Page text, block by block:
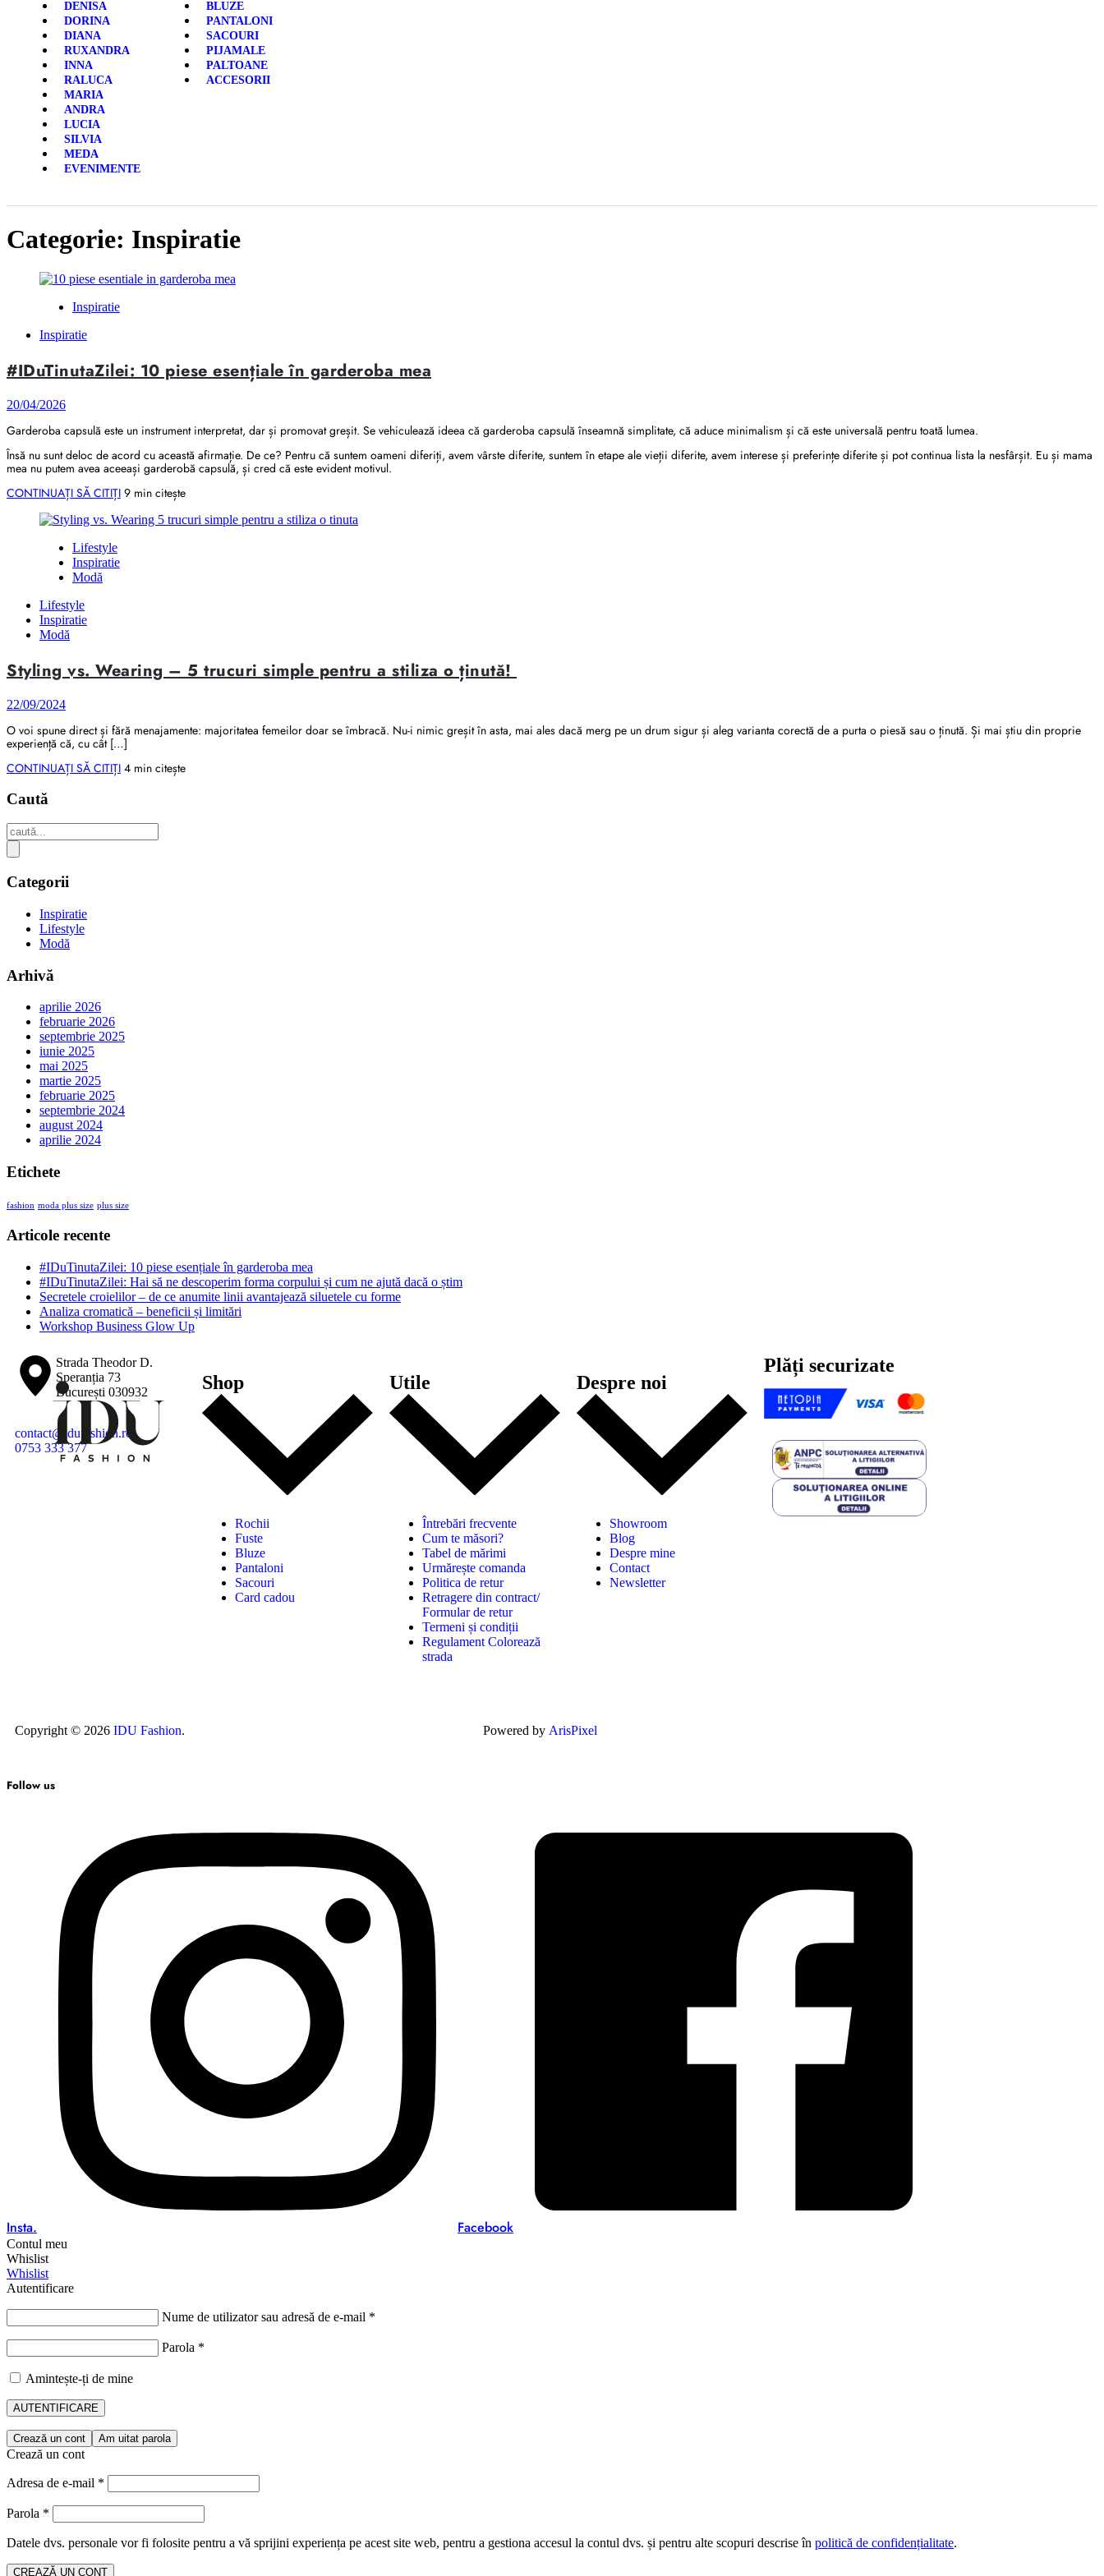
DENISA
DORINA
DIANA
RUXANDRA
INNA
RALUCA
MARIA
ANDRA
LUCIA
SILVIA
MEDA
EVENIMENTE
BLUZE
PANTALONI
SACOURI
PIJAMALE
PALTOANE
ACCESORII
Categorie: Inspiratie
Inspiratie
Inspiratie
#IDuTinutaZilei: 10 piese esențiale în garderoba mea
20/04/2026
Garderoba capsulă este un instrument interpretat, dar și promovat greșit. Se vehiculează ideea că garderoba capsulă înseamnă simplitate, că aduce minimalism și că este universală pentru toată lumea.
Însă nu sunt deloc de acord cu această afirmație. De ce? Pentru că suntem oameni diferiți, avem vârste diferite, suntem în etape ale vieții diferite, avem interese și preferințe diferite și pot continua lista la nesfârșit. Eu și mama
mea nu putem avea aceeași garderobă capsulă, și cred că este evident motivul.
CONTINUAȚI SĂ CITIȚI 9 min citește
Lifestyle
Inspiratie
Modă
Lifestyle
Inspiratie
Modă
Styling vs. Wearing – 5 trucuri simple pentru a stiliza o ținută!
22/09/2024
O voi spune direct și fără menajamente: majoritatea femeilor doar se îmbracă. Nu-i nimic greșit în asta, mai ales dacă merg pe un drum sigur și aleg varianta corectă de a purta o piesă sau o ținută. Și mai știu din proprie
experiență că, cu cât […]
CONTINUAȚI SĂ CITIȚI 4 min citește
Caută
Categorii
Inspiratie
Lifestyle
Modă
Arhivă
aprilie 2026
februarie 2026
septembrie 2025
iunie 2025
mai 2025
martie 2025
februarie 2025
septembrie 2024
august 2024
aprilie 2024
Etichete
fashion moda plus size plus size
Articole recente
#IDuTinutaZilei: 10 piese esențiale în garderoba mea
#IDuTinutaZilei: Hai să ne descoperim forma corpului și cum ne ajută dacă o știm
Secretele croielilor – de ce anumite linii avantajează siluetele cu forme
Analiza cromatică – beneficii și limitări
Workshop Business Glow Up
Strada Theodor D.
Speranția 73
București 030932
contact@idufashion.ro
0753 333 377
Shop
Rochii
Fuste
Bluze
Pantaloni
Sacouri
Card cadou
Utile
Întrebări frecvente
Cum te măsori?
Tabel de mărimi
Urmărește comanda
Politica de retur
Retragere din contract/
Formular de retur
Termeni și condiții
Regulament Colorează
strada
Despre noi
Showroom
Blog
Despre mine
Contact
Newsletter
Plăți securizate
Copyright © 2026 IDU Fashion. Powered by ArisPixel
Follow us
Insta. Facebook
Contul meu
Whislist
Whislist
Autentificare
Nume de utilizator sau adresă de e-mail *
Parola *
Amintește-ți de mine
AUTENTIFICARE
Crează un cont Am uitat parola
Crează un cont
Adresa de e-mail *
Parola *
Datele dvs. personale vor fi folosite pentru a vă sprijini experiența pe acest site web, pentru a gestiona accesul la contul dvs. și pentru alte scopuri descrise în politică de confidențialitate.
CREAZĂ UN CONT